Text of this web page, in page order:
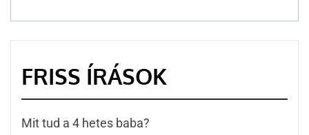
FRISS ÍRÁSOK
Mit tud a 4 hetes baba?